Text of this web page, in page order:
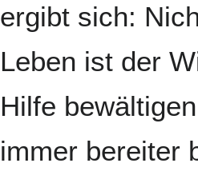
ergibt sich:
Leben ist der
Hilfe
immer bereiter